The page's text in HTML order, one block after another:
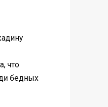
что
бедных